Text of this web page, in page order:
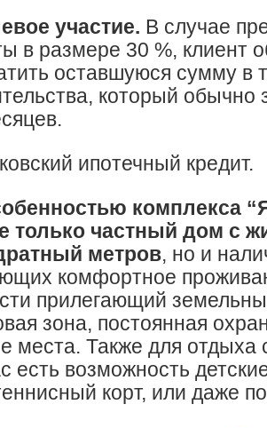
участие. В случае
в размере 30 %, клиент
оставшуюся сумму в
который обычно
ипотечный кредит.
комплекса
только частный дом с
метров, но и
комфортное
прилегающий
зона, постоянная
места. Также для отдыха
есть возможность
корт, или даже